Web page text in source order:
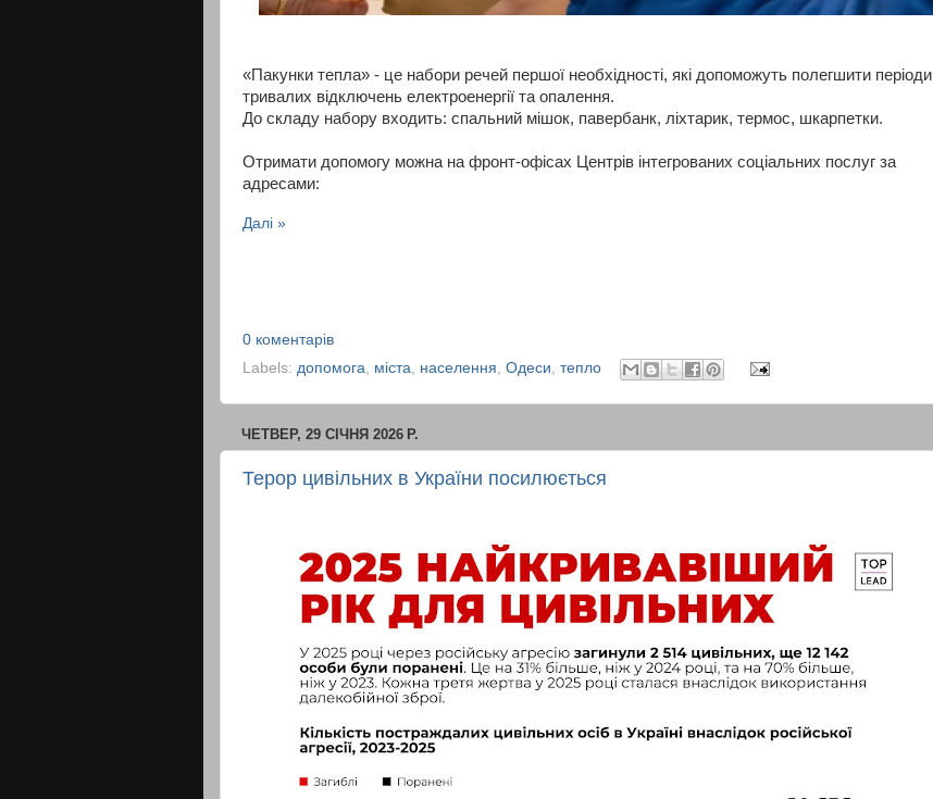
«Пакунки тепла» - це набори речей першої необхідності, які допоможуть полегшити періоди
тривалих відключень електроенергії та опалення.
До складу набору входить: спальний мішок, павербанк, ліхтарик, термос, шкарпетки.
Отримати допомогу можна на фронт-офісах Центрів інтегрованих соціальних послуг за
адресами:
Далі »
0 коментарів
Labels: допомога, міста, населення, Одеси, тепло
ЧЕТВЕР, 29 СІЧНЯ 2026 Р.
Терор цивільних в України посилюється